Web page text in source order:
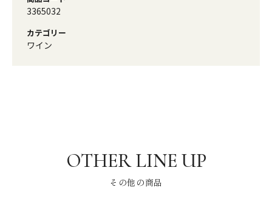
3365032
カテゴリー
ワイン
その他の商品